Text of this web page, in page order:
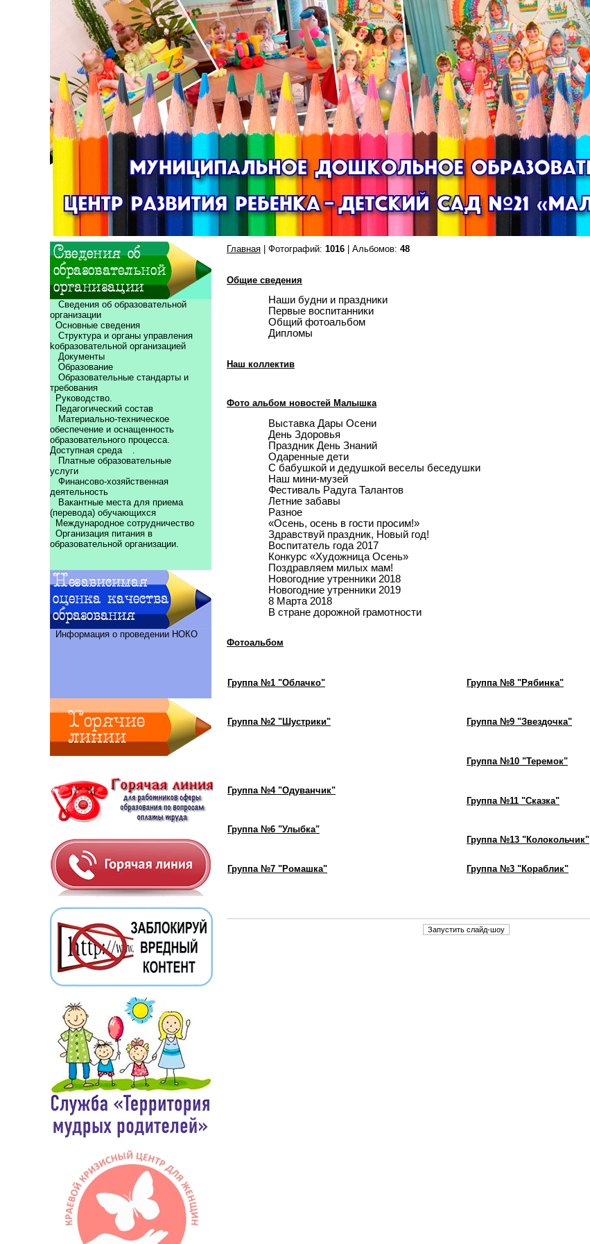
Сведения об образовательной
организации
Основные сведения
Структура и органы управления
kобразовательной организацией
Документы
Образование
Образовательные стандарты и
требования
Руководство.
Педагогический состав
Материально-техническое
обеспечение и оснащенность
образовательного процесса.
Доступная среда
.
Платные образовательные
услуги
Финансово-хозяйственная
деятельность
Вакантные места для приема
(перевода) обучающихся
Международное сотрудничество
Организация питания в
образовательной организации.
Информация о проведении НОКО
Главная | Фотографий: 1016 | Альбомов: 48
Общие сведения
Наши будни и праздники
Первые воспитанники
Общий фотоальбом
Дипломы
Наш коллектив
Фото альбом новостей Малышка
Выставка Дары Осени
День Здоровья
Праздник День Знаний
Одаренные дети
С бабушкой и дедушкой веселы беседушки
Наш мини-музей
Фестиваль Радуга Талантов
Летние забавы
Разное
«Осень, осень в гости просим!»
Здравствуй праздник, Новый год!
Воспитатель года 2017
Конкурс «Художница Осень»
Поздравляем милых мам!
Новогодние утренники 2018
Новогодние утренники 2019
8 Марта 2018
В стране дорожной грамотности
Фотоальбом
Группа №1 "Облачко"
Группа №2 "Шустрики"
Группа №4 "Одуванчик"
Группа №6 "Улыбка"
Группа №7 "Ромашка"
Группа №8 "Рябинка"
Группа №9 "Звездочка"
Группа №10 "Теремок"
Группа №11 "Сказка"
Группа №13 "Колокольчик"
Группа №3 "Кораблик"